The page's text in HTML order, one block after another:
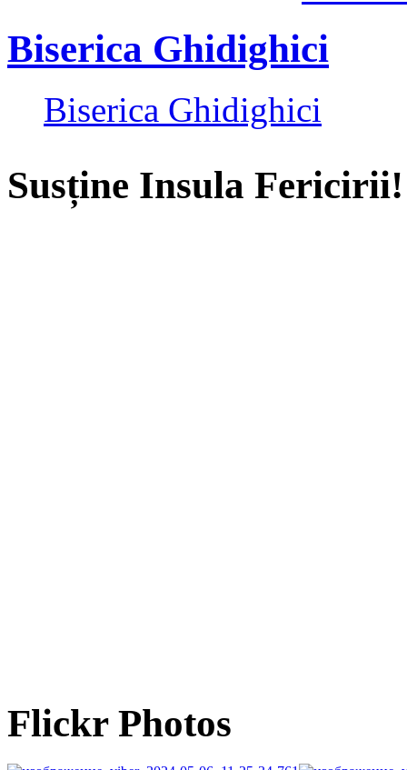
Biserica Ghidighici
Biserica Ghidighici
Susține Insula Fericirii!
Flickr Photos